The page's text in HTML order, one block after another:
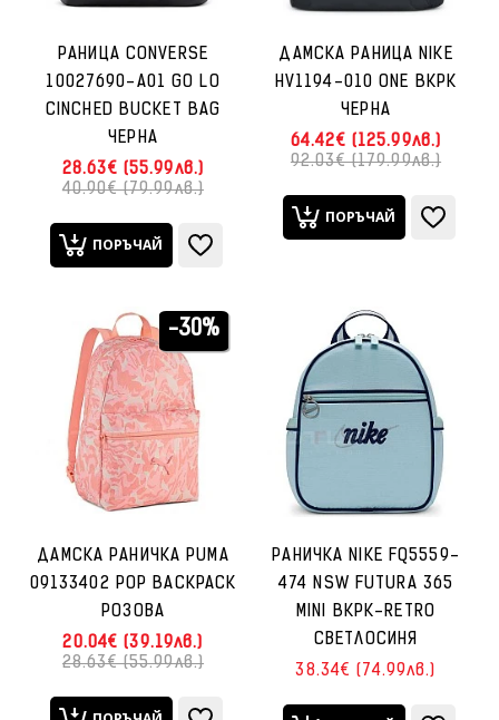
РАНИЦА CONVERSE
10027690-A01 GO LO
CINCHED BUCKET BAG
ЧЕРНА
28.63€ (55.99лв.)
40.90€ (79.99лв.)
ПОРЪЧАЙ
ДАМСКА РАНИЦА NIKE
HV1194-010 ONE BKPK
ЧЕРНА
64.42€ (125.99лв.)
92.03€ (179.99лв.)
ПОРЪЧАЙ
-30%
ДАМСКА РАНИЧКА PUMA
09133402 POP BACKPACK
РОЗОВА
20.04€ (39.19лв.)
28.63€ (55.99лв.)
РАНИЧКА NIKE FQ5559-
474 NSW FUTURA 365
MINI BKPK-RETRO
СВЕТЛОСИНЯ
38.34€ (74.99лв.)